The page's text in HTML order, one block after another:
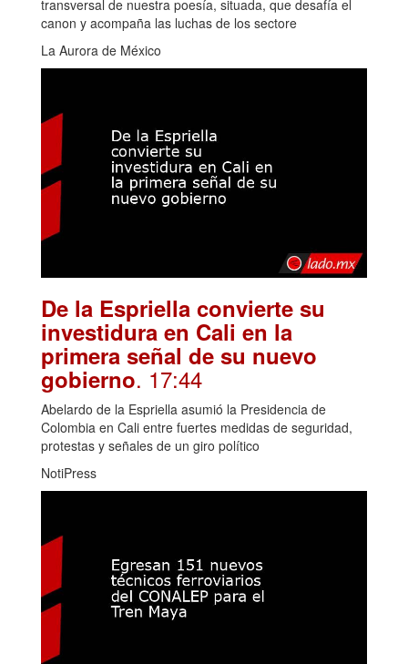
transversal de nuestra poesía, situada, que desafía el
canon y acompaña las luchas de los sectore
La Aurora de México
De la Espriella convierte su
investidura en Cali en la
primera señal de su nuevo
gobierno. 17:44
Abelardo de la Espriella asumió la Presidencia de
Colombia en Cali entre fuertes medidas de seguridad,
protestas y señales de un giro político
NotiPress